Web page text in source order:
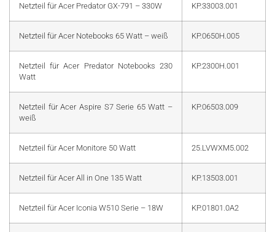
Netzteil für Acer Predator GX-791 – 330W KP.33003.001
Netzteil für Acer Notebooks 65 Watt – weiß KP.0650H.005
Netzteil für Acer Predator Notebooks 230
Watt
KP.2300H.001
Netzteil für Acer Aspire S7 Serie 65 Watt –
weiß
KP.06503.009
Netzteil für Acer Monitore 50 Watt 25.LVWXM5.002
Netzteil für Acer All in One 135 Watt KP.13503.001
Netzteil für Acer Iconia W510 Serie – 18W KP.01801.0A2